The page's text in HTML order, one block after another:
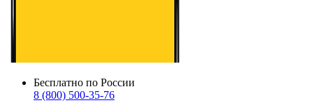
Бесплатно по России
8 (800) 500-35-76